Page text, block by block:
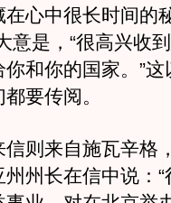
心中很长时间的
意是，“很高兴收
和你的国家。”
要传阅。
则来自施瓦辛格
州长在信中说：